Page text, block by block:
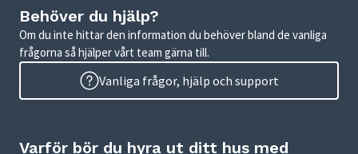
Behöver du hjälp?
Om du inte hittar den information du behöver bland de vanliga
frågorna så hjälper vårt team gärna till.
Vanliga frågor, hjälp och support
Varför bör du hyra ut ditt hus med